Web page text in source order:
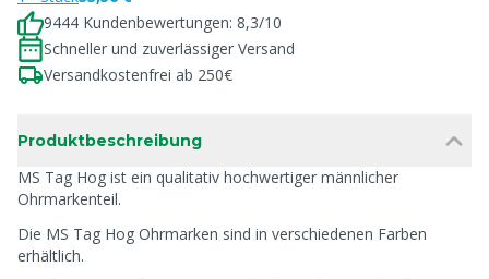
9444 Kundenbewertungen: 8,3/10
Schneller und zuverlässiger Versand
Versandkostenfrei ab 250€
Produktbeschreibung
MS Tag Hog ist ein qualitativ hochwertiger männlicher
Ohrmarkenteil.
Die MS Tag Hog Ohrmarken sind in verschiedenen Farben
erhältlich.